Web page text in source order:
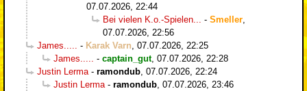
07.07.2026, 22:44
Bei vielen K.o.-Spielen...
- Smeller
07.07.2026, 22:56
James.....
- Karak Varn 07.07.2026, 22:25
James.....
- captain_gut, 07.07.2026, 22:28
Justin Lerma - ramondub 07.07.2026, 22:24
Justin Lerma - ramondub 07.07.2026, 23:46